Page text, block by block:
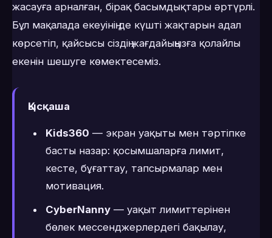
жасауға арналған, бірақ басымдықтары әртүрлі.
Бұл мақалада екеуінің де күшті жақтарын адал
көрсетіп, қайсысы сіздің жағдайыңызға қолайлы
екенін шешуге көмектесеміз.
Қысқаша
Kids360 — экран уақыты мен тәртіпке
басты назар: қосымшаларға лимит,
кесте, бұғаттау, тапсырмалар мен
мотивация.
CyberNanny— уақыт лимиттерінен
бөлек мессенджерлердегі бақылау,